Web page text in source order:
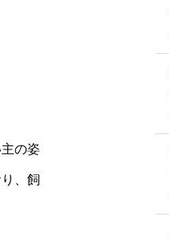
の姿
、飼